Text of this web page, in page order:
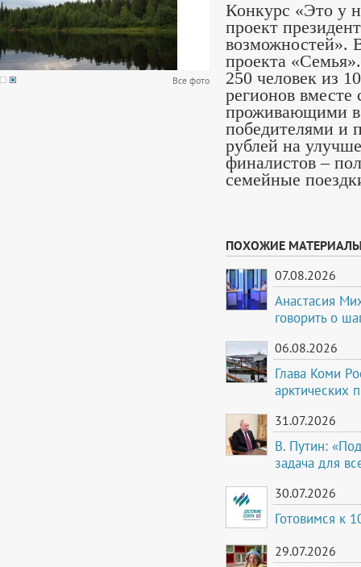
Все фото
Конкурс «Это у
проект
возможностей».
проекта
250 человек из
регионов
проживающими в
победителями и
рублей на
финалистов –
семейные
ПОХОЖИЕ
07.08.2026
Анастасия
говорить о
06.08.2026
Глава Коми
арктических
31.07.2026
В. Путин:
задача для
30.07.2026
Готовимся к
29.07.2026